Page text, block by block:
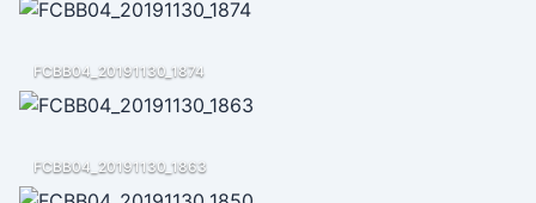
FCBB04_20191130_1874
FCBB04_20191130_1863